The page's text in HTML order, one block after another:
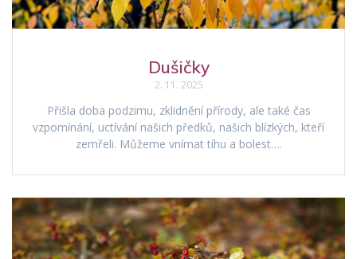
Dušičky
2. 11. 2025
Přišla doba podzimu, zklidnění přírody, ale také čas
vzpomínání, uctívání našich předků, našich blízkých, kteří
zemřeli. Můžeme vnímat tíhu a bolest….